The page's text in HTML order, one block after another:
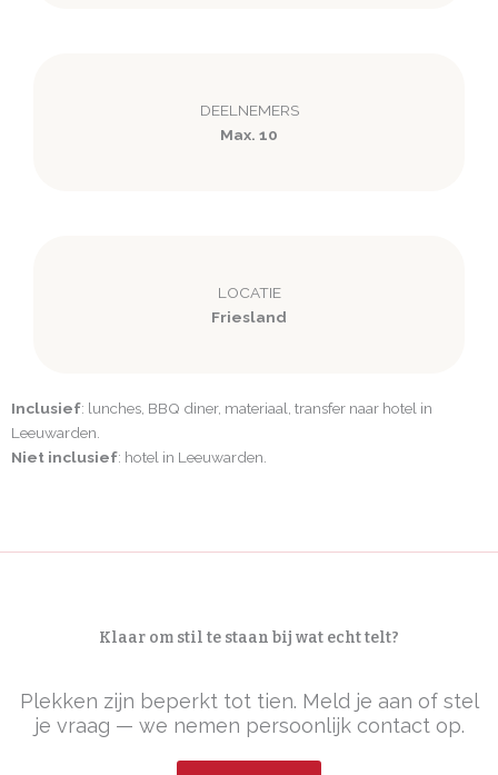
DEELNEMERS
Max. 10
LOCATIE
Friesland
Inclusief: lunches, BBQ diner, materiaal, transfer naar hotel in
Leeuwarden.
Niet inclusief: hotel in Leeuwarden.
Klaar om stil te staan bij wat echt telt?
Plekken zijn beperkt tot tien. Meld je aan of stel
je vraag — we nemen persoonlijk contact op.